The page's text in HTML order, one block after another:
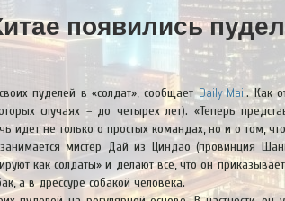
появились
пуделей в «солдат», сообщаетDaily Mail. Как
случаях – до четырех лет). «Теперь
идет не только о простых командах, но и о том,
мистер Дай из Циндао (провинция
как солдаты» и делают все, что он
а в дрессуре собакой человека.